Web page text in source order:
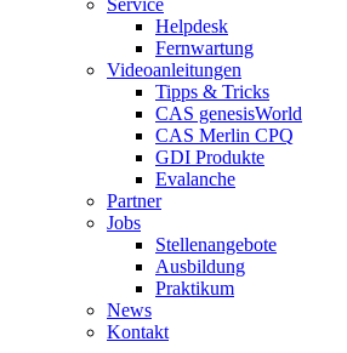
Service
Helpdesk
Fernwartung
Videoanleitungen
Tipps & Tricks
CAS genesisWorld
CAS Merlin CPQ
GDI Produkte
Evalanche
Partner
Jobs
Stellenangebote
Ausbildung
Praktikum
News
Kontakt